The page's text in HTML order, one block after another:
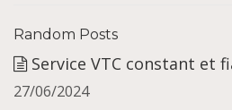
Random Posts
Service VTC constant et
27/06/2024